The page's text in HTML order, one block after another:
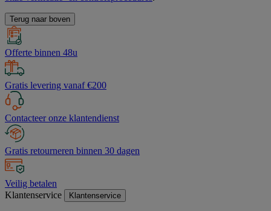
Terug naar boven
Offerte binnen 48u
Gratis levering vanaf €200
Contacteer onze klantendienst
Gratis retourneren binnen 30 dagen
Veilig betalen
Klantenservice
Klantenservice